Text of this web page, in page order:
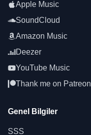
Apple Music
SoundCloud
Amazon Music
Deezer
YouTube Music
Thank me on Patreon
Genel Bilgiler
SSS